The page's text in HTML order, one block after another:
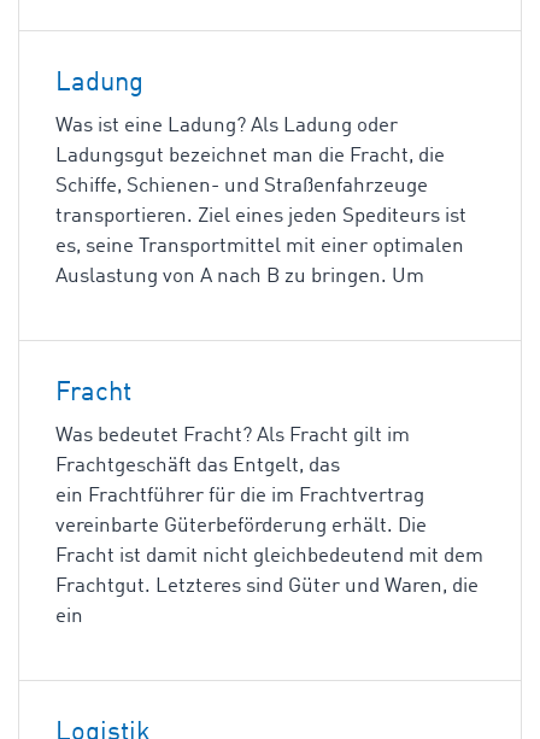
Ladung
Was ist eine Ladung? Als Ladung oder
Ladungsgut bezeichnet man die Fracht, die
Schiffe, Schienen- und Straßenfahrzeuge
transportieren. Ziel eines jeden Spediteurs ist
es, seine Transportmittel mit einer optimalen
Auslastung von A nach B zu bringen. Um
Fracht
Was bedeutet Fracht? Als Fracht gilt im
Frachtgeschäft das Entgelt, das
ein Frachtführer für die im Frachtvertrag
vereinbarte Güterbeförderung erhält. Die
Fracht ist damit nicht gleichbedeutend mit dem
Frachtgut. Letzteres sind Güter und Waren, die
ein
Logistik